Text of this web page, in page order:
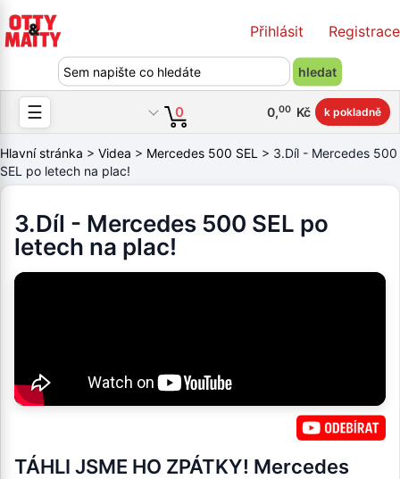
Přihlásit Registrace
☰ 0 0,00 Kč k pokladně
Hlavní stránka > Videa > Mercedes 500 SEL > 3.Díl - Mercedes 500
SEL po letech na plac!
3.Díl - Mercedes 500 SEL po
letech na plac!
TÁHLI JSME HO ZPÁTKY! Mercedes